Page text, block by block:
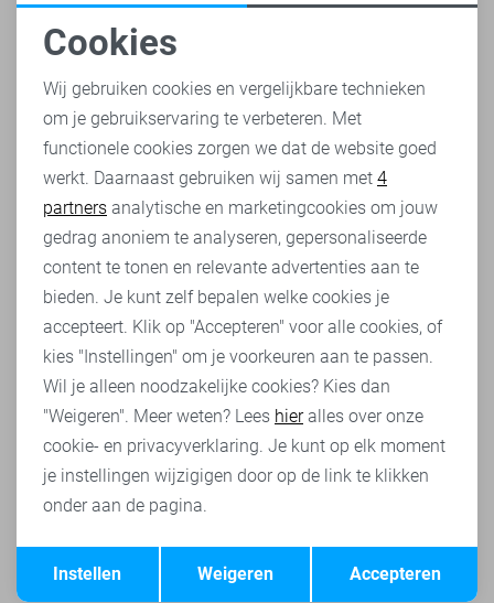
Noodzakelijke cookies
Personalisatie cookies
Analytische cookies
Marketing cookies
Terug Opslaan
Cookies
Wij gebruiken cookies en vergelijkbare technieken
om je gebruikservaring te verbeteren. Met
functionele cookies zorgen we dat de website goed
werkt. Daarnaast gebruiken wij samen met 4
partners analytische en marketingcookies om jouw
gedrag anoniem te analyseren, gepersonaliseerde
content te tonen en relevante advertenties aan te
bieden. Je kunt zelf bepalen welke cookies je
accepteert. Klik op "Accepteren" voor alle cookies, of
kies "Instellingen" om je voorkeuren aan te passen.
Wil je alleen noodzakelijke cookies? Kies dan
"Weigeren". Meer weten? Lees hieralles over onze
cookie- en privacyverklaring. Je kunt op elk moment
je instellingen wijzigigen door op de link te klikken
onder aan de pagina.
Accepteren
Weigeren
Instellen